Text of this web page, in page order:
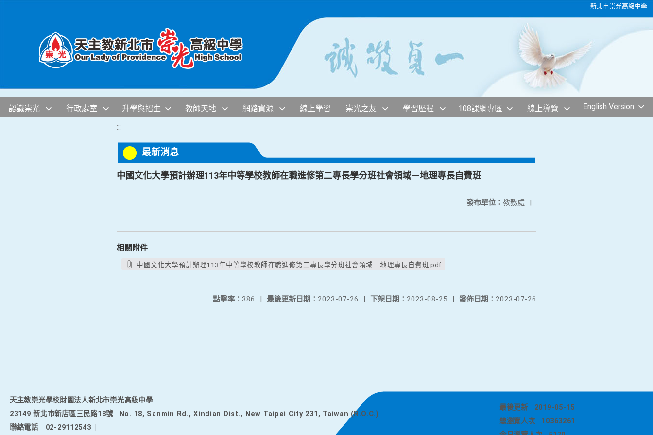
新北市崇光高級中學
認識崇光 行政處室 升學與招生 教師天地 網路資源 線上學習 崇光之友 學習歷程 108課綱專區 線上導覽 English Version
:::
最新消息
中國文化大學預計辦理113年中等學校教師在職進修第二專長學分班社會領域－地理專長自費班
發布單位： 教務處 |
相關附件
中國文化大學預計辦理113年中等學校教師在職進修第二專長學分班社會領域－地理專長自費班.pdf
發佈日期： 2023-07-26
下架日期： 2023-08-25 |
最後更新日期： 2023-07-26 |
點擊率： 386 |
天主教崇光學校財團法人新北市崇光高級中學
23149 新北市新店區三民路18號
No. 18, Sanmin Rd., Xindian Dist., New Taipei City 231, Taiwan (R.O.C.)
聯絡電話
02-29112543
最後更新
2019-05-15
總瀏覽人次
10363261